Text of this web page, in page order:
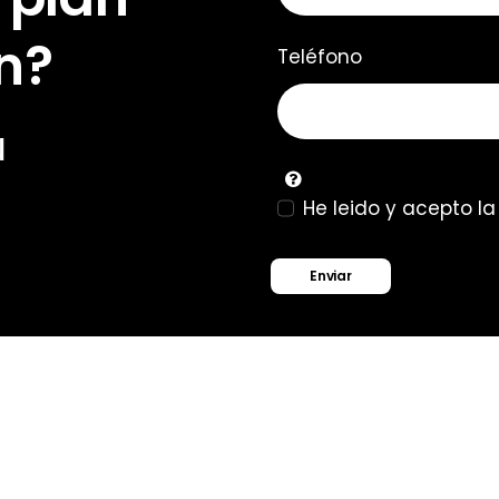
Teléfono
He leido y acepto la
Enviar